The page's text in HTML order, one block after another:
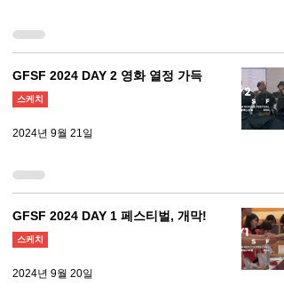
GFSF 2024 DAY 2 영화 열정 가득
스케치
2024년 9월 21일
GFSF 2024 DAY 1 페스티벌, 개막!
스케치
2024년 9월 20일